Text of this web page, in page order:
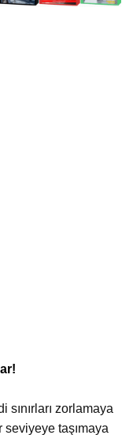
zorlamaya
seviyeye taşımaya